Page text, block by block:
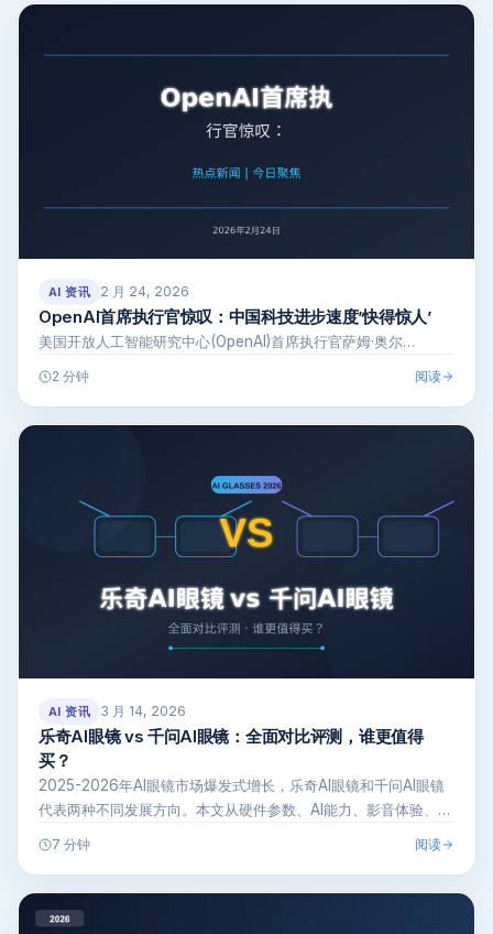
AI 资讯 2 月 24, 2026
OpenAI首席执行官惊叹：中国科技进步速度’快得惊人’
美国开放人工智能研究中心(OpenAI)首席执行官萨姆·奥尔…
2 分钟 阅读
AI 资讯 3 月 14, 2026
乐奇AI眼镜 vs 千问AI眼镜：全面对比评测，谁更值得
买？
2025-2026年AI眼镜市场爆发式增长，乐奇AI眼镜和千问AI眼镜
代表两种不同发展方向。本文从硬件参数、AI能力、影音体验、
佩…
7 分钟 阅读